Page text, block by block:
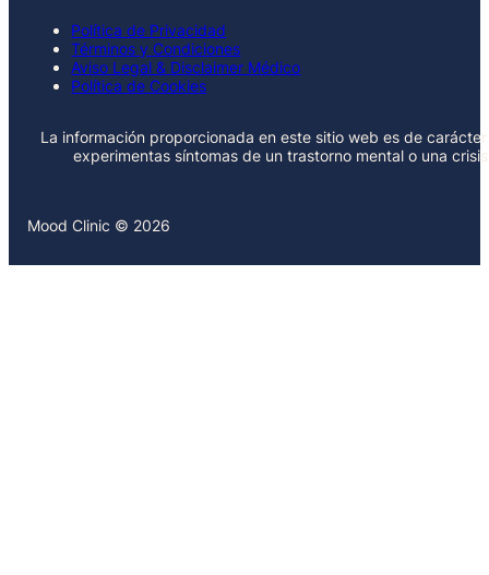
Política de Privacidad
Términos y Condiciones
Aviso Legal & Disclaimer Médico
Política de Cookies
La información proporcionada en este sitio web es de
experimentas síntomas de un trastorno mental o una
Mood Clinic © 2026